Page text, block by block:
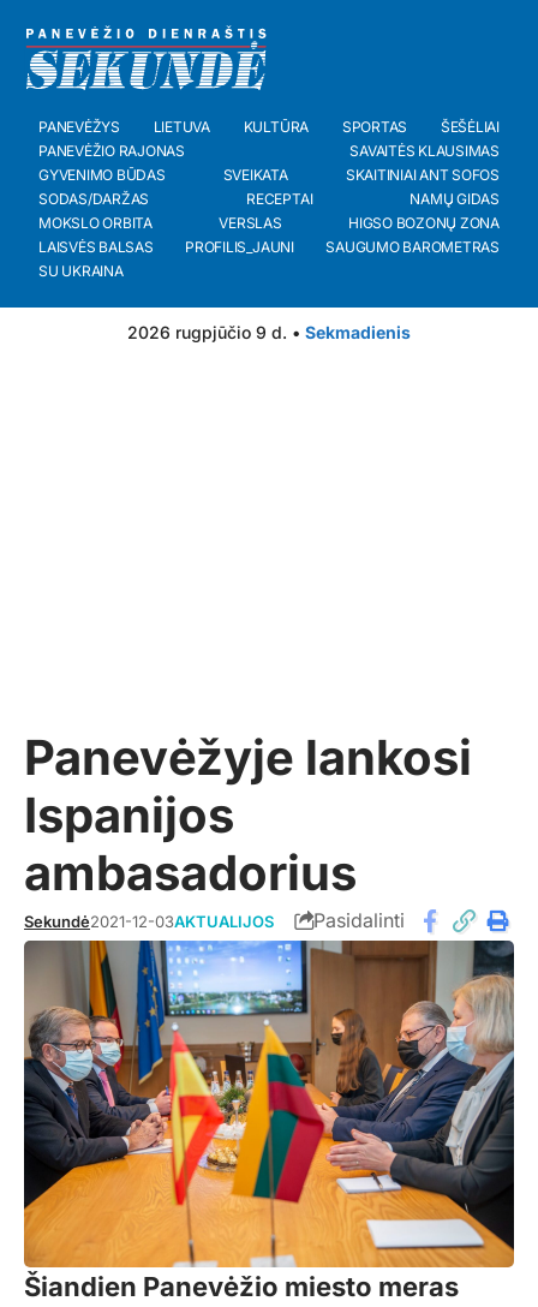
PANEVĖŽYS LIETUVA KULTŪRA SPORTAS
ŠEŠĖLIAI
PANEVĖŽIO RAJONAS
SAVAITĖS KLAUSIMAS
GYVENIMO BŪDAS
SVEIKATA
SKAITINIAI ANT SOFOS
SODAS/DARŽAS
RECEPTAI
NAMŲ GIDAS
MOKSLO ORBITA
VERSLAS
HIGSO BOZONŲ ZONA
LAISVĖS BALSAS
PROFILIS_JAUNI
SAUGUMO BAROMETRAS
SU UKRAINA
2026 rugpjūčio 9 d. • Sekmadienis
Panevėžyje lankosi
Ispanijos
ambasadorius
Sekundė2021-12-03AKTUALIJOS Pasidalinti
Šiandien Panevėžio miesto meras